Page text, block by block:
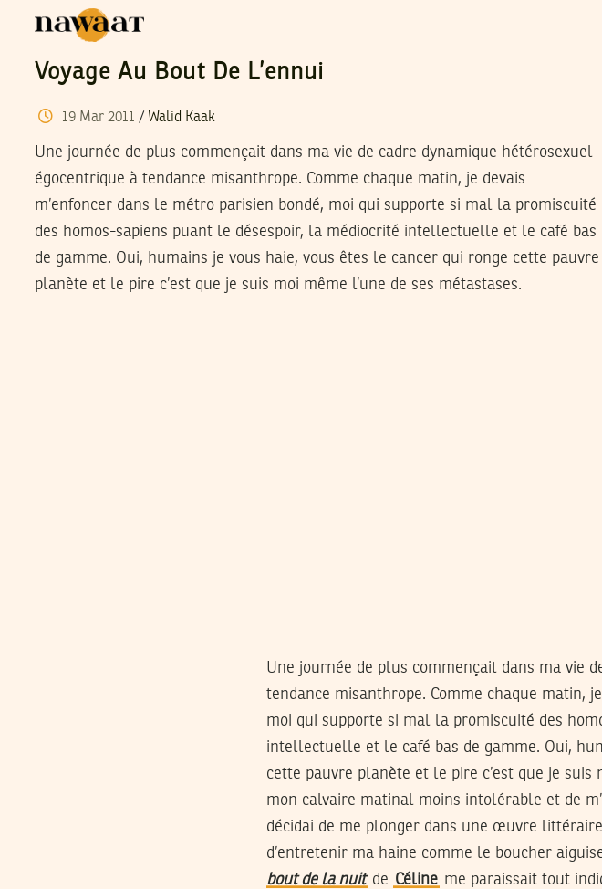
Voyage Au Bout De L’ennui
19 Mar 2011 / Walid Kaak
Une journée de plus commençait dans ma vie de cadre dynamique hétérosexuel
égocentrique à tendance misanthrope. Comme chaque matin, je devais
m’enfoncer dans le métro parisien bondé, moi qui supporte si mal la promiscuité
des homos-sapiens puant le désespoir, la médiocrité intellectuelle et le café bas
de gamme. Oui, humains je vous haie, vous êtes le cancer qui ronge cette pauvre
planète et le pire c’est que je suis moi même l’une de ses métastases.
Une journée de plus commençait dans ma vie
tendance misanthrope. Comme chaque matin,
moi qui supporte si mal la promiscuité des
intellectuelle et le café bas de gamme. Oui,
cette pauvre planète et le pire c’est que je suis
mon calvaire matinal moins intolérable et de
décidai de me plonger dans une œuvre
d’entretenir ma haine comme le boucher
bout de la nuitde Céline me paraissait tout